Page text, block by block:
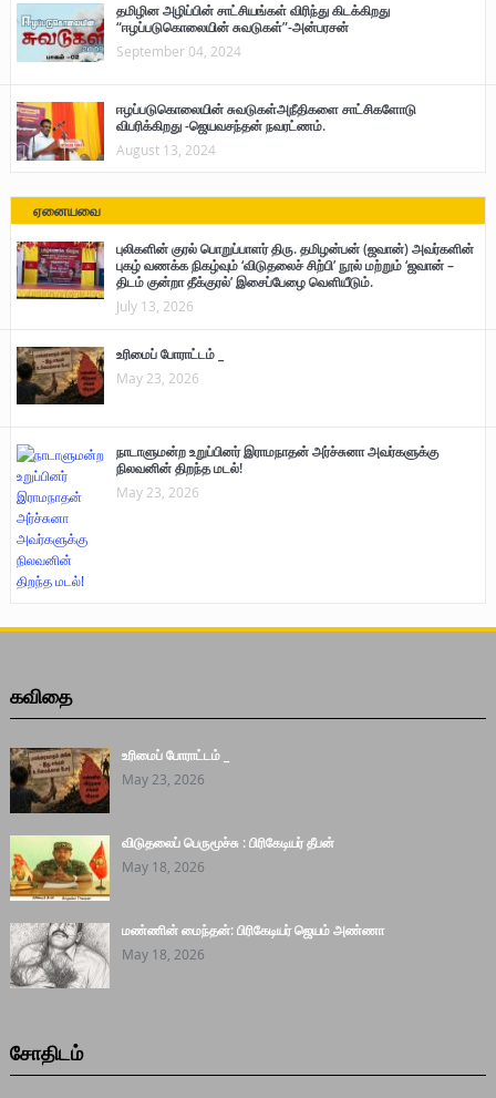
தமிழின அழிப்பின் சாட்சியங்கள் விரிந்து கிடக்கிறது
“ஈழப்படுகொலையின் சுவடுகள்”-அன்பரசன்
September 04, 2024
ஈழப்படுகொலையின் சுவடுகள்அநீதிகளை சாட்சிகளோடு
விபரிக்கிறது -ஜெயவசந்தன் நவரட்ணம்.
August 13, 2024
ஏனையவை
புலிகளின் குரல் பொறுப்பாளர் திரு. தமிழன்பன் (ஜவான்) அவர்களின்
புகழ் வணக்க நிகழ்வும் ‘விடுதலைச் சிற்பி’ நூல் மற்றும் ‘ஜவான் –
திடம் குன்றா தீக்குரல்’ இசைப்பேழை வெளியீடும்.
July 13, 2026
உரிமைப் போராட்டம் _
May 23, 2026
நாடாளுமன்ற உறுப்பினர் இராமநாதன் அர்ச்சுனா அவர்களுக்கு
நிலவனின் திறந்த மடல்!
May 23, 2026
கவிதை
உரிமைப் போராட்டம் _
May 23, 2026
விடுதலைப் பெருமூச்சு : பிரிகேடியர் தீபன்
May 18, 2026
மண்ணின் மைந்தன்: பிரிகேடியர் ஜெயம் அண்ணா
May 18, 2026
சோதிடம்